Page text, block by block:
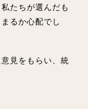
たちが選んだも
るか心配でし
見をもらい、統